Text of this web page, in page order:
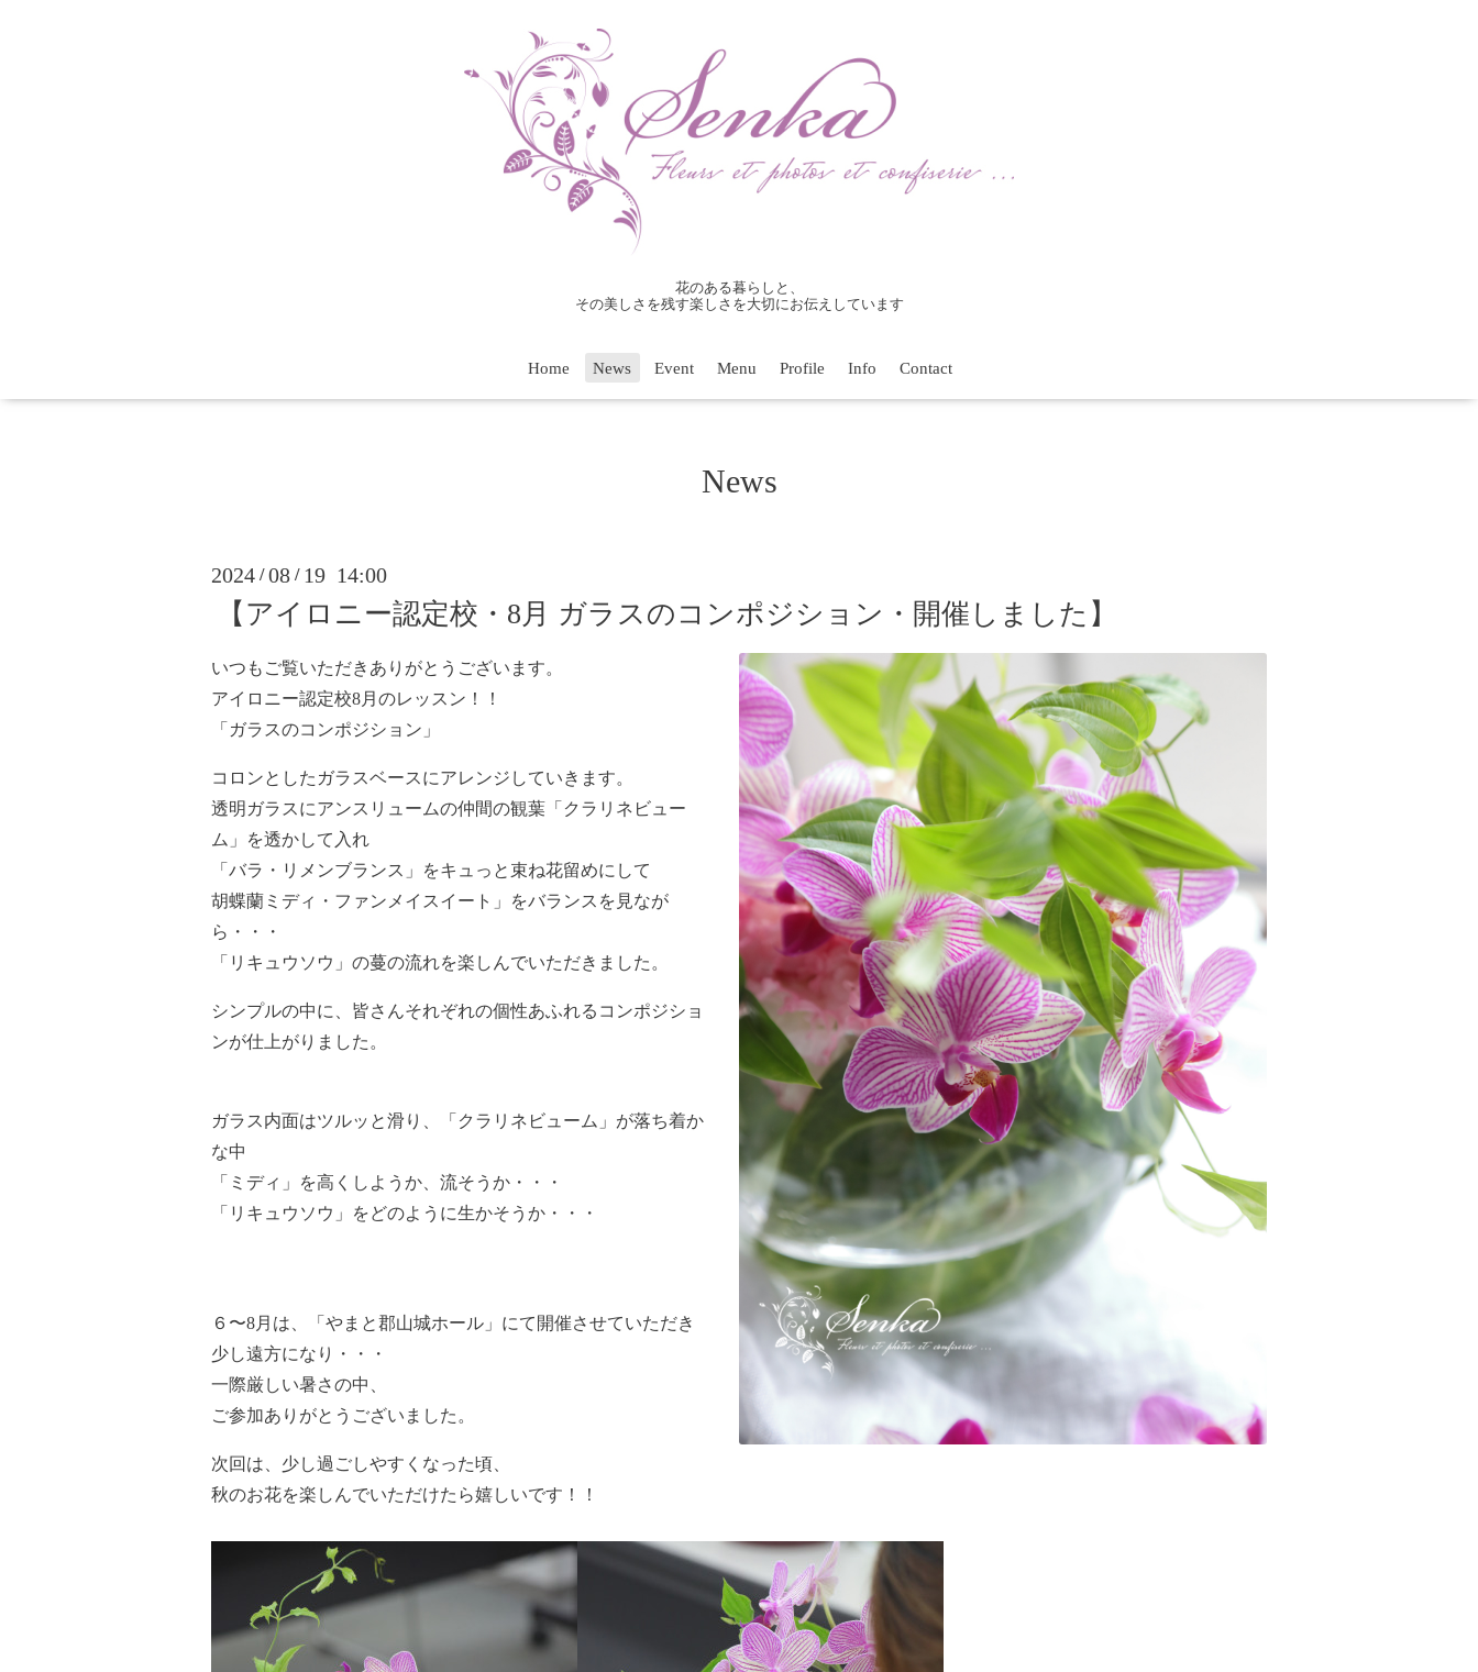
花のある暮らしと、
その美しさを残す楽しさを大切にお伝えしています
Home News Event Menu Profile Info Contact
News
2024 /08 / 19 14:00
【アイロニー認定校・8月 ガラスのコンポジション・開催しました】
いつもご覧いただきありがとうございます。
アイロニー認定校8月のレッスン！！
「ガラスのコンポジション」
コロンとしたガラスベースにアレンジしていきます。
透明ガラスにアンスリュームの仲間の観葉「クラリネビュー
ム」を透かして入れ
「バラ・リメンブランス」をキュっと束ね花留めにして
胡蝶蘭ミディ・ファンメイスイート」をバランスを見なが
ら・・・
「リキュウソウ」の蔓の流れを楽しんでいただきました。
シンプルの中に、皆さんそれぞれの個性あふれるコンポジショ
ンが仕上がりました。
ガラス内面はツルッと滑り、「クラリネビューム」が落ち着か
な中
「ミディ」を高くしようか、流そうか・・・
「リキュウソウ」をどのように生かそうか・・・
６〜8月は、「やまと郡山城ホール」にて開催させていただき
少し遠方になり・・・
一際厳しい暑さの中、
ご参加ありがとうございました。
次回は、少し過ごしやすくなった頃、
秋のお花を楽しんでいただけたら嬉しいです！！